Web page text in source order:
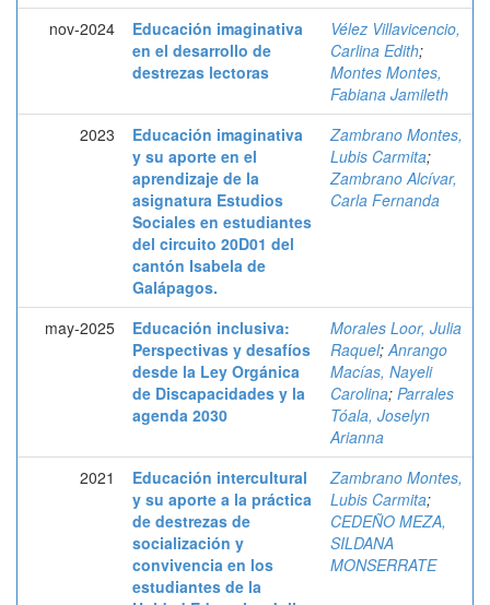
nov-2024
Educación imaginativa
en el desarrollo de
destrezas lectoras
Vélez Villavicencio,
Carlina Edith;
Montes Montes,
Fabiana Jamileth
2023
Educación imaginativa
y su aporte en el
aprendizaje de la
asignatura Estudios
Sociales en estudiantes
del circuito 20D01 del
cantón Isabela de
Galápagos.
Zambrano Montes,
Lubis Carmita;
Zambrano Alcívar,
Carla Fernanda
may-2025
Educación inclusiva:
Perspectivas y desafíos
desde la Ley Orgánica
de Discapacidades y la
agenda 2030
Morales Loor, Julia
Raquel;Anrango
Macías, Nayeli
Carolina; Parrales
Tóala, Joselyn
Arianna
2021
Educación intercultural
y su aporte a la práctica
de destrezas de
socialización y
convivencia en los
estudiantes de la
Zambrano Montes,
Lubis Carmita;
CEDEÑO MEZA,
SILDANA
MONSERRATE